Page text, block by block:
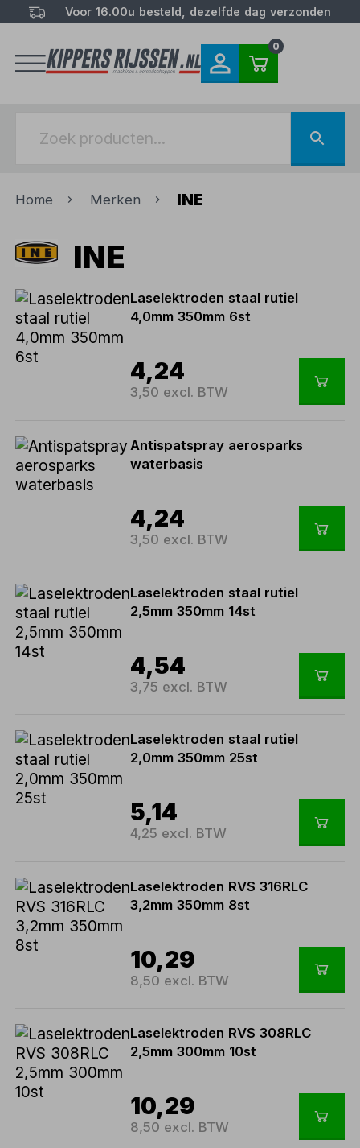
Voor 16.00u besteld, dezelfde dag verzonden
0
Home Merken INE
INE
Laselektroden staal rutiel
4,0mm 350mm 6st
4,24
3,50 excl. BTW
Antispatspray aerosparks
waterbasis
4,24
3,50 excl. BTW
Laselektroden staal rutiel
2,5mm 350mm 14st
4,54
3,75 excl. BTW
Laselektroden staal rutiel
2,0mm 350mm 25st
5,14
4,25 excl. BTW
Laselektroden RVS 316RLC
3,2mm 350mm 8st
10,29
8,50 excl. BTW
Laselektroden RVS 308RLC
2,5mm 300mm 10st
10,29
8,50 excl. BTW